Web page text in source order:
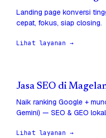
Landing page konversi
cepat, fokus, siap closing.
Lihat layanan →
Jasa SEO di
Naik ranking Google +
Gemini) — SEO & GEO
Lihat layanan →